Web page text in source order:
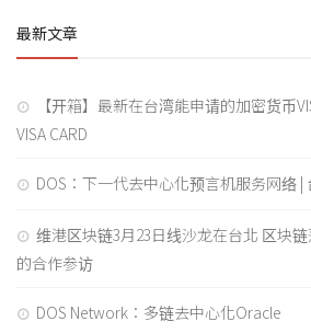
最新文章
【开箱】最新在台湾能申请的加密货币
VISA CARD
DOS：下一代去中心化预言机服务网络 |
维港区块链3月23日线沙龙在台北 区块
的合作参访
DOS Network：多链去中心化Oracle